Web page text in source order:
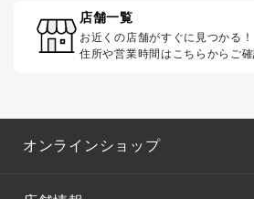
店舗一覧
お近くの店舗がすぐに見つかる！
住所や営業時間はこちらからご確
オンラインショップ